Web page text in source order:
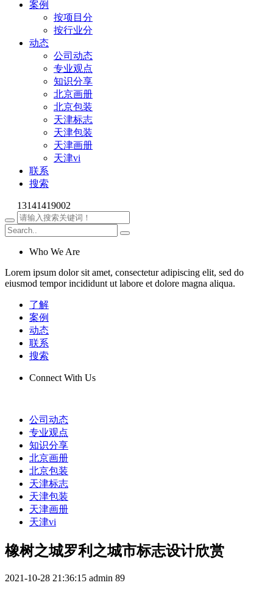
案例
按项目分
按行业分
动态
公司动态
专业观点
知识分享
北京画册
北京包装
天津标志
天津包装
天津画册
天津vi
联系
搜索
13141419002
Who We Are
Lorem ipsum dolor sit amet, consectetur adipiscing elit, sed do
eiusmod tempor incididunt ut labore et dolore magna aliqua.
了解
案例
动态
联系
搜索
Connect With Us
公司动态
专业观点
知识分享
北京画册
北京包装
天津标志
天津包装
天津画册
天津vi
橡树之城罗利之城市标志设计欣赏
2021-10-28 21:36:15 admin 89